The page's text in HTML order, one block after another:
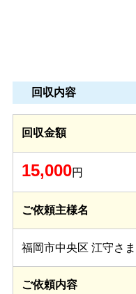
回収内容
回収金額
15,000円
ご依頼主様名
福岡市中央区 江守さま
ご依頼内容